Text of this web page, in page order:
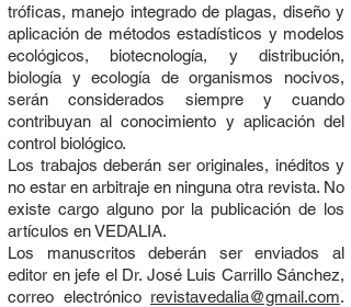
tróficas, manejo integrado de plagas, diseño y
aplicación de métodos estadísticos y modelos
ecológicos, biotecnología, y distribución,
biología y ecología de organismos nocivos,
serán considerados siempre y cuando
contribuyan al conocimiento y aplicación del
control biológico.
Los trabajos deberán ser originales, inéditos y
no estar en arbitraje en ninguna otra revista. No
existe cargo alguno por la publicación de los
artículos en VEDALIA.
Los manuscritos deberán ser enviados al
editor en jefe el Dr. José Luis Carrillo Sánchez,
correo electrónico revistavedalia@gmail.com.